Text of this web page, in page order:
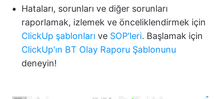
Hataları, sorunları ve diğer sorunları
raporlamak, izlemek ve önceliklendirmek için
ClickUp şablonları ve SOP'leri. Başlamak için
ClickUp'ın BT Olay Raporu Şablonunu
deneyin!